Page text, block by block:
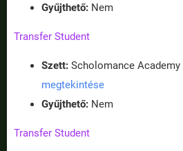
Gyűjthető: Nem
Transfer Student
Szett: Scholomance Academy
megtekintése
Gyűjthető: Nem
Transfer Student